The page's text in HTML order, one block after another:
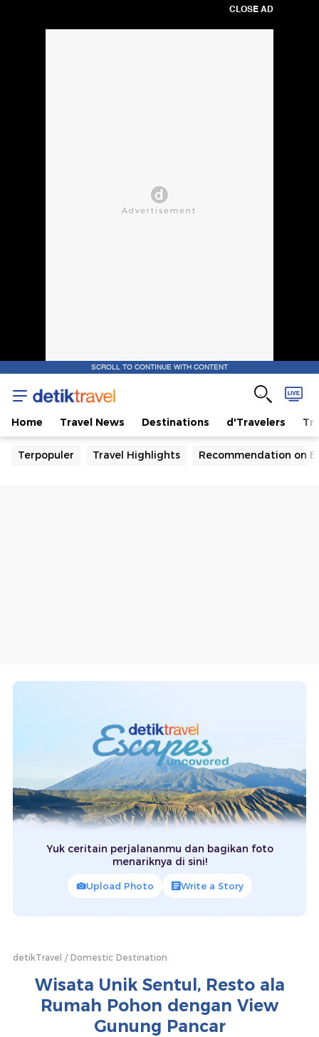
CLOSE AD
SCROLL TO CONTINUE WITH CONTENT
Home Travel News Destinations d'Travelers
Terpopuler Travel Highlights Recommendation on
Yuk ceritain perjalananmu dan bagikan foto
menariknya di sini!
Upload Photo Write a Story
detikTravel Domestic Destination
Wisata Unik Sentul, Resto ala
Rumah Pohon dengan View
Gunung Pancar